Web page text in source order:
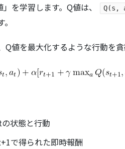
を学習します。Q値は、
Q(s,
Q値を最大化するような行動を
状態と行動
で得られた即時報酬